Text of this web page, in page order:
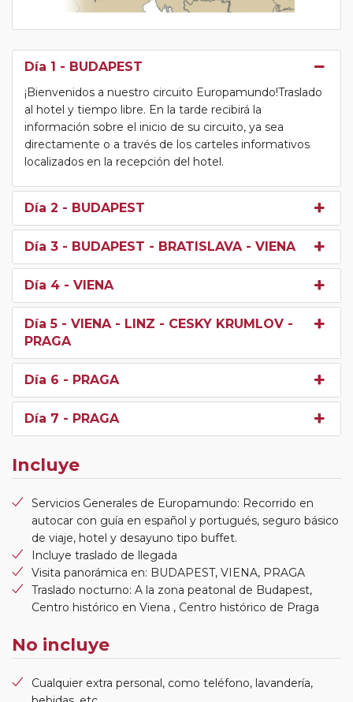
Día 1 - BUDAPEST
¡Bienvenidos a nuestro circuito Europamundo!Traslado
al hotel y tiempo libre. En la tarde recibirá la
información sobre el inicio de su circuito, ya sea
directamente o a través de los carteles informativos
localizados en la recepción del hotel.
Día 2 - BUDAPEST
Día 3 - BUDAPEST - BRATISLAVA - VIENA
Día 4 - VIENA
Día 5 - VIENA - LINZ - CESKY KRUMLOV -
PRAGA
Día 6 - PRAGA
Día 7 - PRAGA
Incluye
Servicios Generales de Europamundo: Recorrido en
autocar con guía en español y portugués, seguro básico
de viaje, hotel y desayuno tipo buffet.
Incluye traslado de llegada
Visita panorámica en: BUDAPEST, VIENA, PRAGA
Traslado nocturno: A la zona peatonal de Budapest,
Centro histórico en Viena , Centro histórico de Praga
No incluye
Cualquier extra personal, como teléfono, lavandería,